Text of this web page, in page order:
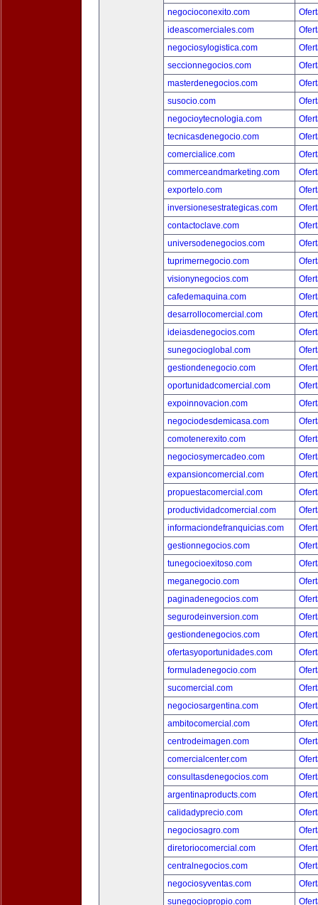
negocioconexito.com
ideascomerciales.com
negociosylogistica.com
seccionnegocios.com
masterdenegocios.com
susocio.com
negocioytecnologia.com
tecnicasdenegocio.com
comercialice.com
commerceandmarketing.com
exportelo.com
inversionesestrategicas.com
contactoclave.com
universodenegocios.com
tuprimernegocio.com
visionynegocios.com
cafedemaquina.com
desarrollocomercial.com
ideiasdenegocios.com
sunegocioglobal.com
gestiondenegocio.com
oportunidadcomercial.com
expoinnovacion.com
negociodesdemicasa.com
comotenerexito.com
negociosymercadeo.com
expansioncomercial.com
propuestacomercial.com
productividadcomercial.com
informaciondefranquicias.com
gestionnegocios.com
tunegocioexitoso.com
meganegocio.com
paginadenegocios.com
segurodeinversion.com
gestiondenegocios.com
ofertasyoportunidades.com
formuladenegocio.com
sucomercial.com
negociosargentina.com
ambitocomercial.com
centrodeimagen.com
comercialcenter.com
consultasdenegocios.com
argentinaproducts.com
calidadyprecio.com
negociosagro.com
diretoriocomercial.com
centralnegocios.com
negociosyventas.com
sunegociopropio.com